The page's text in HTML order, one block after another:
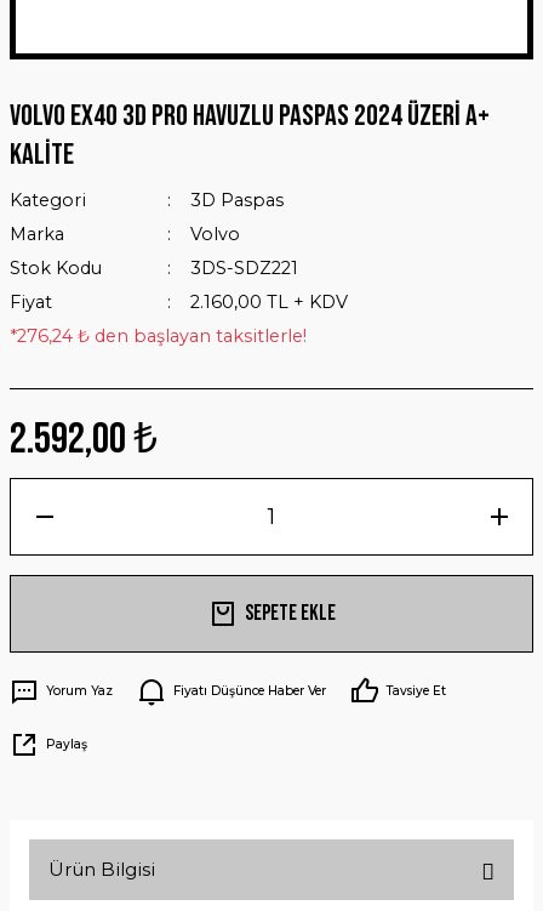
Volvo EX40 3D Pro Havuzlu Paspas 2024 Üzeri A+
Kalite
Kategori
3D Paspas
Marka
Volvo
Stok Kodu
3DS-SDZ221
Fiyat
2.160,00 TL + KDV
*276,24 ₺ den başlayan taksitlerle!
2.592,00 ₺
Sepete Ekle
Yorum Yaz Fiyatı Düşünce Haber Ver Tavsiye Et
Paylaş
Ürün Bilgisi